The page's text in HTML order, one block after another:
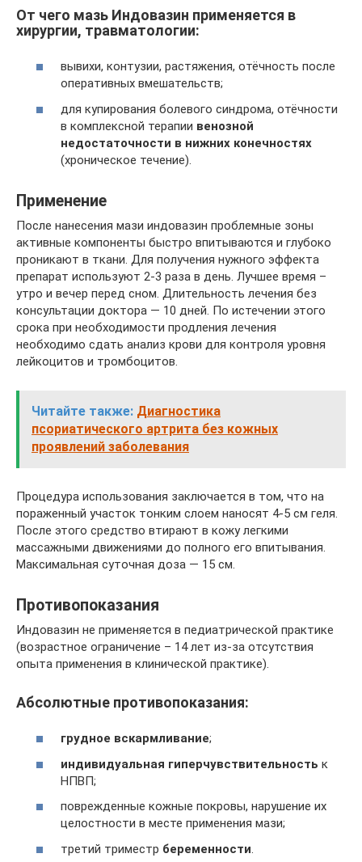
От чего мазь Индовазин применяется в
хирургии, травматологии:
вывихи, контузии, растяжения, отёчность после
оперативных вмешательств;
для купирования болевого синдрома, отёчности
в комплексной терапии венозной
недостаточности в нижних конечностях
(хроническое течение).
Применение
После нанесения мази индовазин проблемные зоны
активные компоненты быстро впитываются и глубоко
проникают в ткани. Для получения нужного эффекта
препарат используют 2-3 раза в день. Лучшее время –
утро и вечер перед сном. Длительность лечения без
консультации доктора — 10 дней. По истечении этого
срока при необходимости продления лечения
необходимо сдать анализ крови для контроля уровня
лейкоцитов и тромбоцитов.
Читайте также: Диагностика
псориатического артрита без кожных
проявлений заболевания
Процедура использования заключается в том, что на
пораженный участок тонким слоем наносят 4-5 см геля.
После этого средство втирают в кожу легкими
массажными движениями до полного его впитывания.
Максимальная суточная доза — 15 см.
Противопоказания
Индовазин не применяется в педиатрической практике
(возрастное ограничение – 14 лет из-за отсутствия
опыта применения в клинической практике).
Абсолютные противопоказания:
грудное вскармливание;
индивидуальная гиперчувствительность к
НПВП;
поврежденные кожные покровы, нарушение их
целостности в месте применения мази;
третий триместр беременности